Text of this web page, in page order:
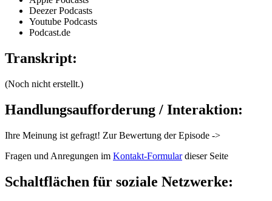
Deezer Podcasts
Youtube Podcasts
Podcast.de
Transkript:
(Noch nicht erstellt.)
Handlungsaufforderung / Interaktion:
Ihre Meinung ist gefragt! Zur Bewertung der Episode ->
Fragen und Anregungen im Kontakt-Formulardieser Seite
Schaltflächen für soziale Netzwerke: